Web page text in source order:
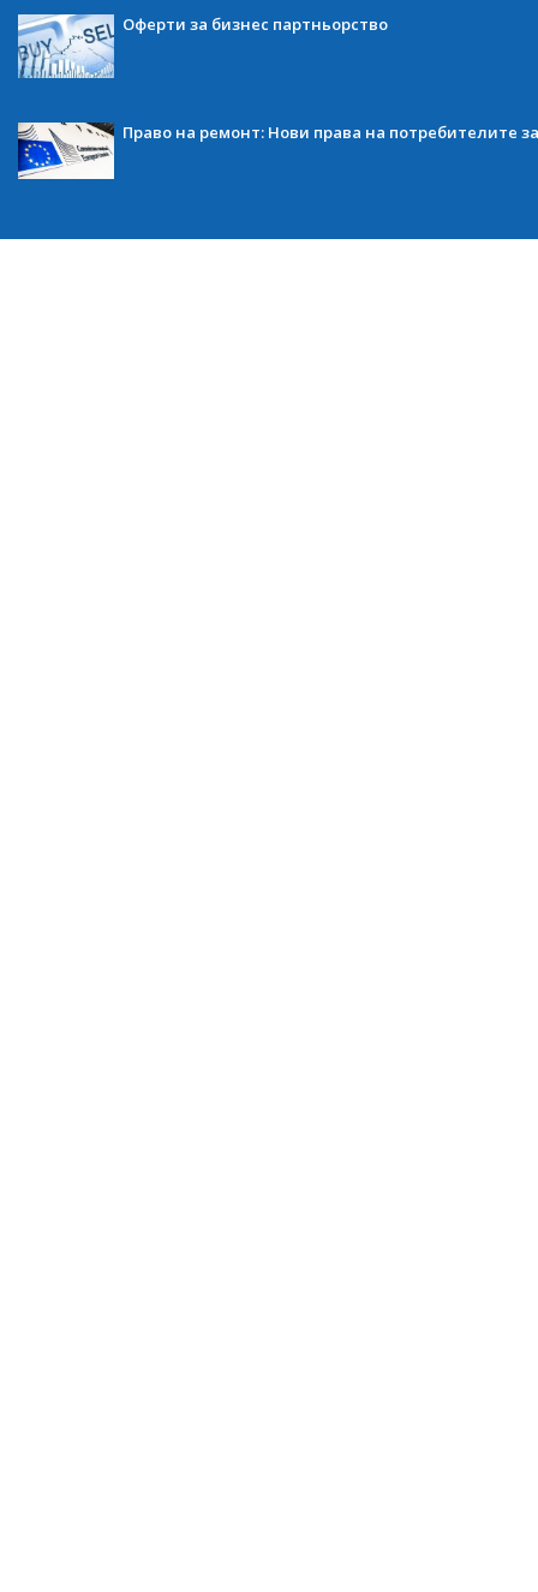
Оферти за бизнес партньорство
Право на ремонт: Нови права на потребителите